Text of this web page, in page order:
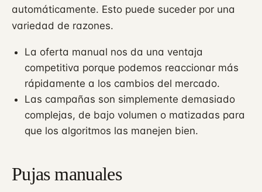
automáticamente. Esto puede suceder por una
variedad de razones.
La oferta manual nos da una ventaja
competitiva porque podemos reaccionar más
rápidamente a los cambios del mercado.
Las campañas son simplemente demasiado
complejas, de bajo volumen o matizadas para
que los algoritmos las manejen bien.
Pujas manuales